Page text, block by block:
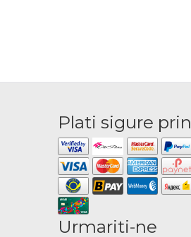
Plati sigure prin
Urmariti-ne